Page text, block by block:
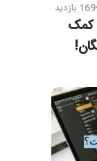
169 بازدید
کمک